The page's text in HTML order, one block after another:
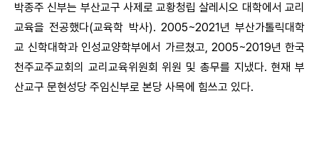
박종주 신부는 부산교구 사제로 교황청립 살레시오 대학에서 교리
교육을 전공했다(교육학 박사). 2005~2021년 부산가톨릭대학
교 신학대학과 인성교양학부에서 가르쳤고, 2005~2019년 한국
천주교주교회의 교리교육위원회 위원 및 총무를 지냈다. 현재 부
산교구 문현성당 주임신부로 본당 사목에 힘쓰고 있다.